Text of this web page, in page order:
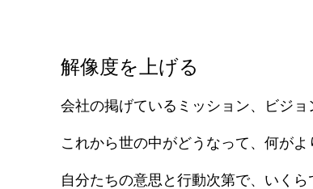
解像度を上げる
会社の掲げているミッション、ビジョ
これから世の中がどうなって、何がよ
自分たちの意思と行動次第で、いくら